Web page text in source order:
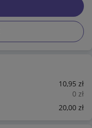
10,95 zł
0 zł
20,00 zł